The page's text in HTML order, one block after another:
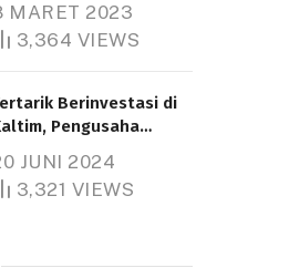
MARET 2023
3,364 VIEWS
Berinvestasi di
Pengusaha
Hektare
JUNI 2024
3,321 VIEWS